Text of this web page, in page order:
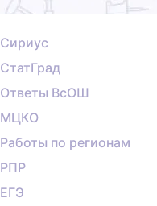
Сириус
СтатГрад
Ответы ВсОШ
МЦКО
Работы по регионам
РПР
ЕГЭ